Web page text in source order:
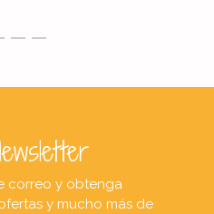
correo y obtenga
y mucho más de